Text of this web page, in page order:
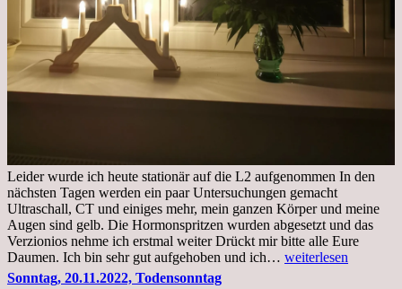
Leider wurde ich heute stationär auf die L2 aufgenommen In den
nächsten Tagen werden ein paar Untersuchungen gemacht
Ultraschall, CT und einiges mehr, mein ganzen Körper und meine
Augen sind gelb. Die Hormonspritzen wurden abgesetzt und das
Verzionios nehme ich erstmal weiter Drückt mir bitte alle Eure
Daumen. Ich bin sehr gut aufgehoben und ich… Mittwoch.
weiterlesen
Sonntag, 20.11.2022, Todensonntag